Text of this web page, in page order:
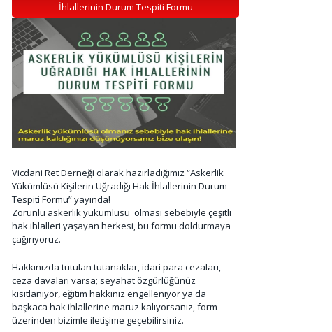
İhlallerinin Durum Tespiti Formu
Vicdani Ret Derneği olarak hazırladığımız “Askerlik
Yükümlüsü Kişilerin Uğradığı Hak İhlallerinin Durum
Tespiti Formu” yayında!
Zorunlu askerlik yükümlüsü olması sebebiyle çeşitli
hak ihlalleri yaşayan herkesi, bu formu doldurmaya
çağırıyoruz.
Hakkınızda tutulan tutanaklar, idari para cezaları,
ceza davaları varsa; seyahat özgürlüğünüz
kısıtlanıyor, eğitim hakkınız engelleniyor ya da
başkaca hak ihlallerine maruz kalıyorsanız, form
üzerinden bizimle iletişime geçebilirsiniz.